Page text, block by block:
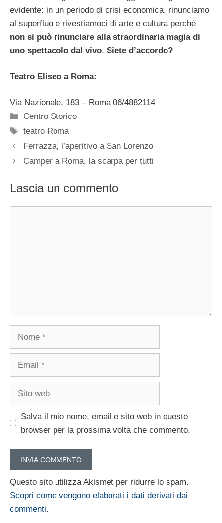
evidente: in un periodo di crisi economica, rinunciamo
al superfluo e rivestiamoci di arte e cultura perché
non si può rinunciare alla straordinaria magia di
uno spettacolo dal vivo. Siete d’accordo?
Teatro Eliseo a Roma:
Via Nazionale, 183 – Roma 06/4882114
Categorie
Centro Storico
Tag
teatro Roma
Ferrazza, l’aperitivo a San Lorenzo
Camper a Roma, la scarpa per tutti
Lascia un commento
Nome
Email
Sito
Salva il mio nome, email e sito web in questo
browser per la prossima volta che commento.
Questo sito utilizza Akismet per ridurre lo spam.
Scopri come vengono elaborati i dati derivati dai
commenti.